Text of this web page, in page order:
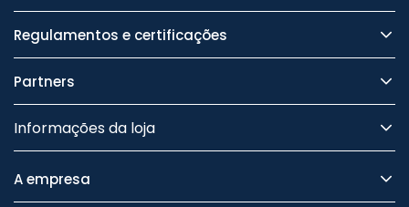
Regulamentos e certificações
Partners
Informações da loja
A empresa